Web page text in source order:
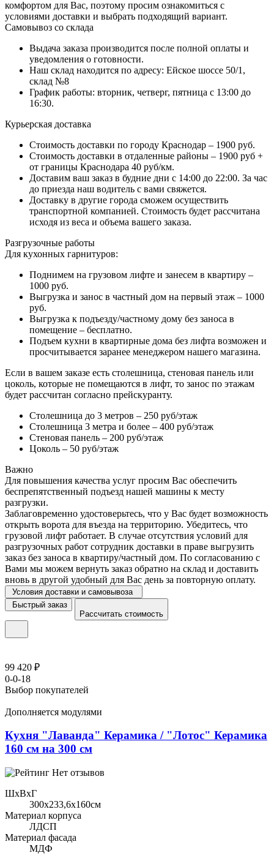
комфортом для Вас, поэтому просим ознакомиться с
условиями доставки и выбрать подходящий вариант.
Самовывоз со склада
Выдача заказа производится после полной оплаты и
уведомления о готовности.
Наш склад находится по адресу: Ейское шоссе 50/1,
склад №8
График работы: вторник, четверг, пятница с 13:00 до
16:30.
Курьерская доставка
Стоимость доставки по городу Краснодар – 1900 руб.
Стоимость доставки в отдаленные районы – 1900 руб +
от границы Краснодара 40 руб/км.
Доставим ваш заказ в будние дни с 14:00 до 22:00. За час
до приезда наш водитель с вами свяжется.
Доставку в другие города сможем осуществить
транспортной компанией. Стоимость будет рассчитана
исходя из веса и объема вашего заказа.
Разгрузочные работы
Для кухонных гарнитуров:
Поднимем на грузовом лифте и занесем в квартиру –
1000 руб.
Выгрузка и занос в частный дом на первый этаж – 1000
руб.
Выгрузка к подъезду/частному дому без заноса в
помещение – бесплатно.
Подъем кухни в квартирные дома без лифта возможен и
просчитывается заранее менеджером нашего магазина.
Если в вашем заказе есть столешница, стеновая панель или
цоколь, которые не помещаются в лифт, то занос по этажам
будет рассчитан согласно прейскуранту.
Столешница до 3 метров – 250 руб/этаж
Столешница 3 метра и более – 400 руб/этаж
Стеновая панель – 200 руб/этаж
Цоколь – 50 руб/этаж
Важно
Для повышения качества услуг просим Вас обеспечить
беспрепятственный подъезд нашей машины к месту
разгрузки.
Заблаговременно удостоверьтесь, что у Вас будет возможность
открыть ворота для въезда на территорию. Убедитесь, что
грузовой лифт работает. В случае отсутствия условий для
разгрузочных работ сотрудник доставки в праве выгрузить
заказ без заноса в квартиру/частный дом. По согласованию с
Вами мы можем вернуть заказ обратно на склад и доставить
вновь в другой удобный для Вас день за повторную оплату.
Условия доставки и самовывоза
Быстрый заказ
Рассчитать стоимость
99 420 ₽
0-0-18
Выбор покупателей
Дополняется модулями
Кухня "Лаванда" Керамика / "Лотос" Керамика
160 см на 300 см
Нет отзывов
ШхВхГ
300x233,6х160см
Материал корпуса
ЛДСП
Материал фасада
МДФ